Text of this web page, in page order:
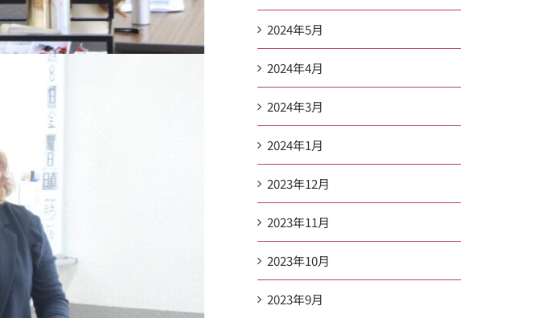
2024年5月
2024年4月
2024年3月
2024年1月
2023年12月
2023年11月
2023年10月
2023年9月